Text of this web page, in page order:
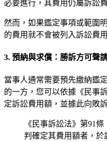
必要進行，其費用仍屬訴訟
然而，如果鑑定事項或範圍
的費用就不會被列入訴訟費
3. 預納與求償：勝訴方可聲
當事人通常需要預先繳納鑑
的一方，您可以依據《民事
定訴訟費用額，並據此向敗
《民事訴訟法》第91
判確定其費用額者，於